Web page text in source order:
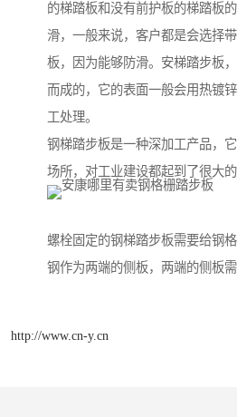
的梯踏板和没有前护板的梯踏板
滑，一般来说，客户都是会选择
板，因为能够防滑。安梯踏步板
而成的，它的表面一般会用热镀
工处理。
钢梯踏步板是一种深加工产品，
场所，对工业建设都起到了很大的
螺栓固定的钢梯踏步板需要给钢
钢作为两端的侧板，两端的侧板需
http://www.cn-y.cn